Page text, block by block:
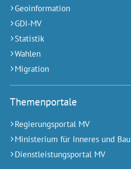
Geoinformation
GDI-MV
Statistik
Wahlen
Migration
Themenportale
Regierungsportal MV
Ministerium für Inneres und Bau
Dienstleistungsportal MV